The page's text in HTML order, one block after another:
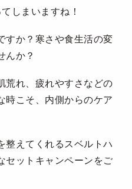
しまいますね！
すか？寒さや食生活の変
んか？
荒れ、疲れやすさなどの
時こそ、内側からのケア
整えてくれるスベルトハ
セットキャンペーンをご